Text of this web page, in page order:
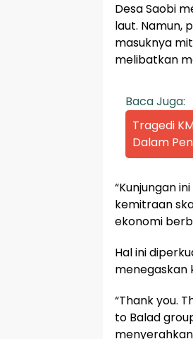
Desa Saobi
laut. Namun,
masuknya
melibatkan
Baca Juga:
Tragedi
Dalam
“Kunjungan
kemitraan
ekonomi
Hal ini
menegaskan
“Thank you.
to Balad